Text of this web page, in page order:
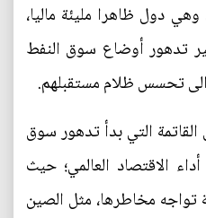
دول ظاهرا مليئة ماليا،
تدهور أوضاع سوق النفط
الى تحسس ظلام مستقبلهم.
القاتمة التي بدأ تدهور سوق
الاقتصاد العالمي؛ حيث
مخاطرها، مثل الصين